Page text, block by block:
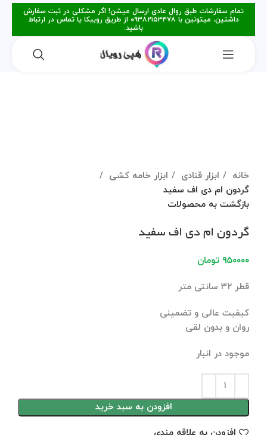
تمام سفارشات طبق روال عادی ارسال میشن! اگر مشکلی در ثبت سفارش
داشتین، میتونین با ۰۹۳۸۲۱۵۳۴۷۸ از طریق روبیکا یا تماس در ارتباط
باشید.
خانه ابزار قنادی
ابزار خامه کشی
گردون ام دی اف سفید
بازگشت به محصولات
گردون ام دی اف سفید
۹۵۰۰۰۰ تومان
قطر ۳۲ سانتی متر
کیفیت عالی و تضمینی
روان و بدون لقی
موجود در انبار
افزودن به سبد خرید